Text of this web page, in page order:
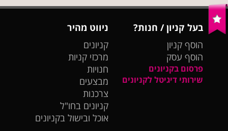
בעל קניון / חנות?
הוסף קניון
הוסף עסק
פרסום בקניונים
שירותי דיגיטל לקניונים
ניווט מהיר
קניונים
מרכזי קניות
חנויות
מבצעים
צרכנות
קניונים בחו"ל
אוכל ובישול בקניונים